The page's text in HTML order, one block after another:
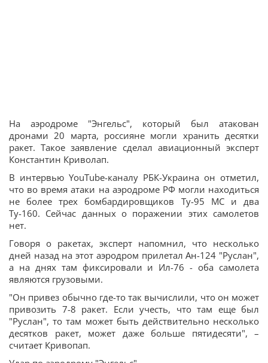
На аэродроме "Энгельс", который был атакован
дронами 20 марта, россияне могли хранить десятки
ракет. Такое заявление сделал авиационный эксперт
Константин Криволап.
В интервью YouTube-каналу РБК-Украина он отметил,
что во время атаки на аэродроме РФ могли находиться
не более трех бомбардировщиков Ту-95 МС и два
Ту-160. Сейчас данных о поражении этих самолетов
нет.
Говоря о ракетах, эксперт напомнил, что несколько
дней назад на этот аэродром прилетал Ан-124 "Руслан",
а на днях там фиксировали и Ил-76 - оба самолета
являются грузовыми.
"Он привез обычно где-то так вычислили, что он может
привозить 7-8 ракет. Если учесть, что там еще был
"Руслан", то там может быть действительно несколько
десятков ракет, может даже больше пятидесяти", –
считает Кривопап.